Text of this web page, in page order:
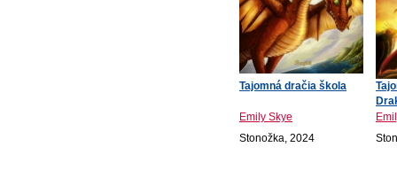
Tajomná dračia škola
Emily Skye
Stonožka, 2024